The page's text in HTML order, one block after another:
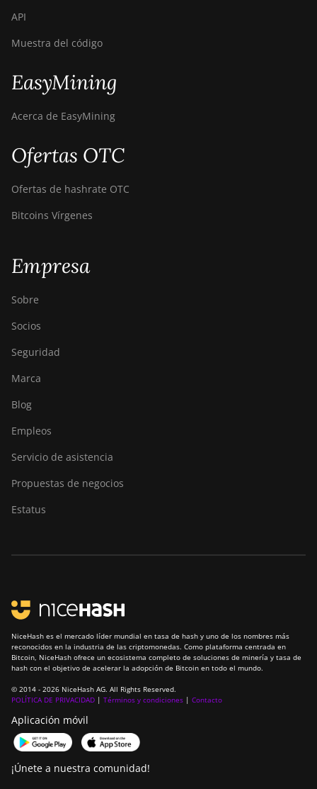
API
Muestra del código
EasyMining
Acerca de EasyMining
Ofertas OTC
Ofertas de hashrate OTC
Bitcoins Vírgenes
Empresa
Sobre
Socios
Seguridad
Marca
Blog
Empleos
Servicio de asistencia
Propuestas de negocios
Estatus
NiceHash es el mercado líder mundial en tasa de hash y uno de los nombres más
reconocidos en la industria de las criptomonedas. Como plataforma centrada en
Bitcoin, NiceHash ofrece un ecosistema completo de soluciones de minería y tasa de
hash con el objetivo de acelerar la adopción de Bitcoin en todo el mundo.
© 2014 - 2026 NiceHash AG. All Rights Reserved.
POLÍTICA DE PRIVACIDAD | Términos y condiciones | Contacto
Aplicación móvil
¡Únete a nuestra comunidad!